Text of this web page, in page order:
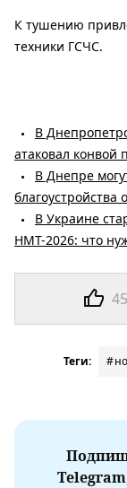
45
К тушению
техники ГСЧС.
В
атаковал
В Днепре
благоустройства
В Украине
НМТ-2026: что
Теги: